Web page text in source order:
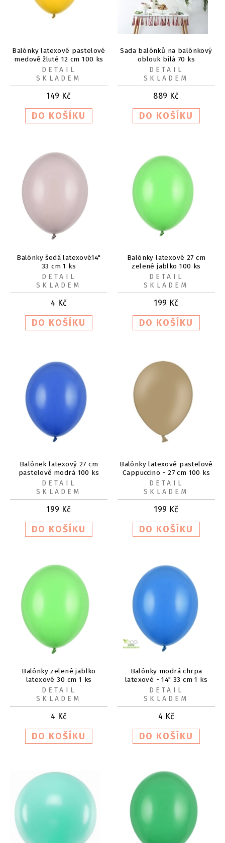
Balónky latexové pastelové
medově žluté 12 cm 100 ks
149 Kč
DETAIL
SKLADEM
Sada balónků na balónkový
oblouk bílá 70 ks
889 Kč
DETAIL
SKLADEM
Balónky šedá latexové14"
33 cm 1 ks
4 Kč
DETAIL
SKLADEM
Balónky latexové 27 cm
zelené jablko 100 ks
199 Kč
DETAIL
SKLADEM
Balónek latexový 27 cm
pastelově modrá 100 ks
199 Kč
DETAIL
SKLADEM
Balónky latexové pastelové
Cappuccino - 27 cm 100 ks
199 Kč
DETAIL
SKLADEM
Balónky zelené jablko
latexové 30 cm 1 ks
4 Kč
DETAIL
SKLADEM
Balónky modrá chrpa
latexové - 14" 33 cm 1 ks
4 Kč
DETAIL
SKLADEM